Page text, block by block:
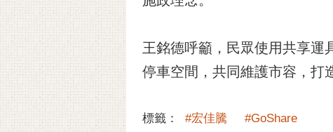
王銘德呼籲，民眾使用共享運
停車空間，共同維護市容，打
標籤： #宏佳騰 #GoShare